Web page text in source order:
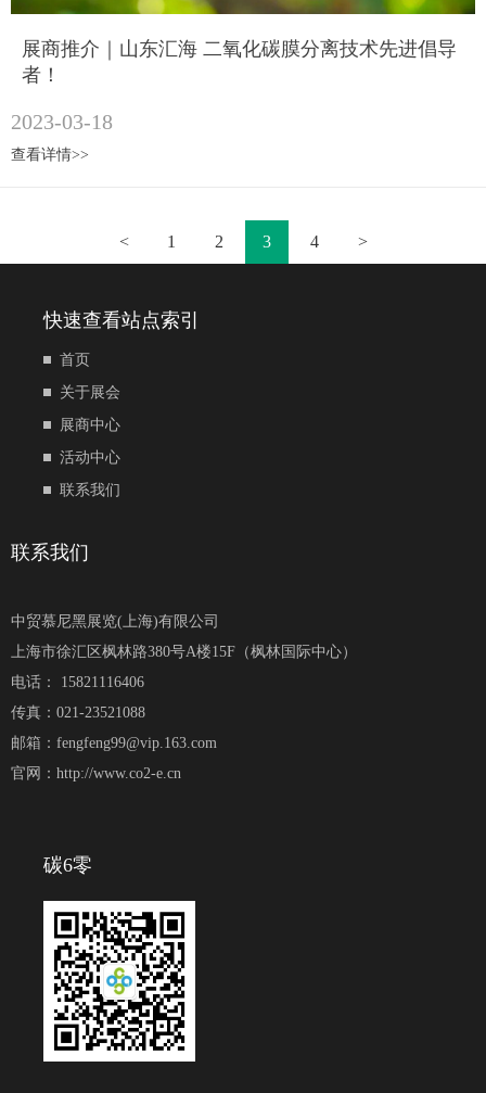
展商推介｜山东汇海 二氧化碳膜分离技术先进倡导
者！
2023-03-18
查看详情>>
< 1 2 3 4 >
快速查看站点索引
首页
关于展会
展商中心
活动中心
联系我们
联系我们
中贸慕尼黑展览(上海)有限公司
上海市徐汇区枫林路380号A楼15F（枫林国际中心）
电话： 15821116406
传真：021-23521088
邮箱：fengfeng99@vip.163.com
官网：http://www.co2-e.cn
碳6零